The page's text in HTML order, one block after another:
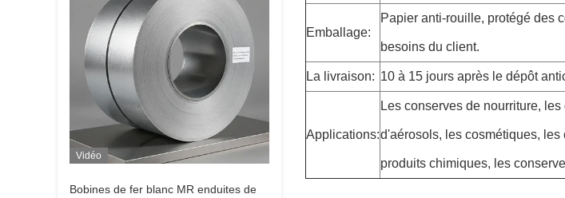
Vidéo
Bobines de fer blanc MR enduites de
Emballage:
Papier anti-rouille, protégé des
besoins du client.
La livraison: 10 à 15 jours après le dépôt
Applications:
Les conserves de nourriture,
d'aérosols, les cosmétiques,
produits chimiques, les